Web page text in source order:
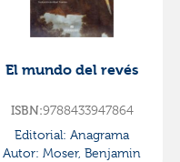
El mundo del revés
ISBN:9788433947864
Editorial: Anagrama
Autor: Moser, Benjamin